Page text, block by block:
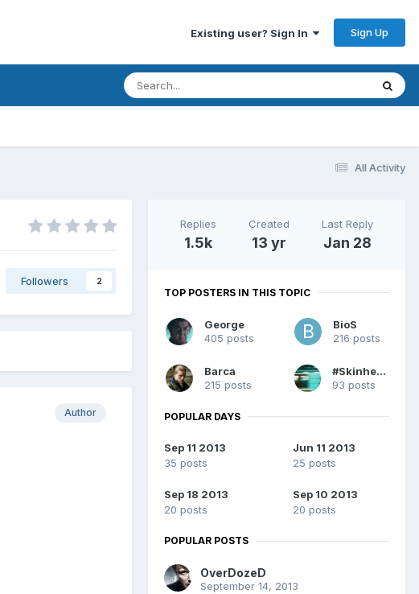
Existing user? Sign In Sign Up
All Activity
Followers 2
Author
Replies
1.5k
Created
13 yr
Last Reply
Jan 28
TOP POSTERS IN THIS TOPIC
George
405 posts
BioS
216 posts
Barca
215 posts
#Skinhead
93 posts
POPULAR DAYS
Sep 11 2013
35 posts
Jun 11 2013
25 posts
Sep 18 2013
20 posts
Sep 10 2013
20 posts
POPULAR POSTS
OverDozeD
September 14, 2013